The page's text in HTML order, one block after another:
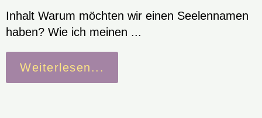
Inhalt Warum möchten wir einen Seelennamen
haben? Wie ich meinen ...
Weiterlesen...